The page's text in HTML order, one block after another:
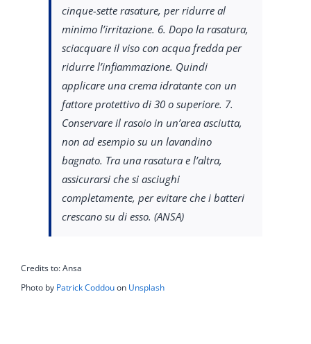
cinque-sette rasature, per ridurre al
minimo l’irritazione. 6. Dopo la rasatura,
sciacquare il viso con acqua fredda per
ridurre l’infiammazione. Quindi
applicare una crema idratante con un
fattore protettivo di 30 o superiore. 7.
Conservare il rasoio in un’area asciutta,
non ad esempio su un lavandino
bagnato. Tra una rasatura e l’altra,
assicurarsi che si asciughi
completamente, per evitare che i batteri
crescano su di esso. (ANSA)
Credits to: Ansa
Photo by Patrick Coddouon Unsplash